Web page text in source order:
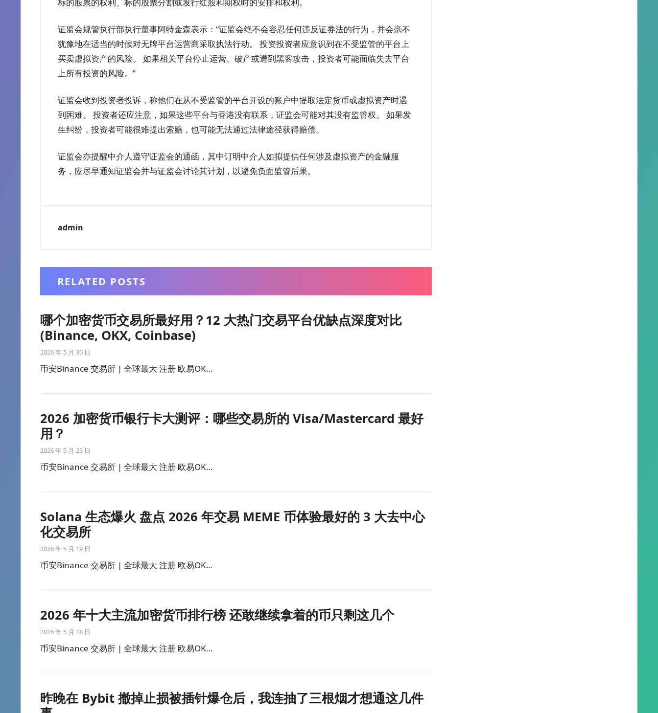
证监会规管执行部执行董事阿特金森表示：“证监会绝不会容忍任何违反证券法的行为，并会毫不
犹豫地在适当的时候对无牌平台运营商采取执法行动。 投资投资者应意识到在不受监管的平台上
买卖虚拟资产的风险。 如果相关平台停止运营、破产或遭到黑客攻击，投资者可能面临失去平台
上所有投资的风险。”
证监会收到投资者投诉，称他们在从不受监管的平台开设的账户中提取法定货币或虚拟资产时遇
到困难。 投资者还应注意，如果这些平台与香港没有联系，证监会可能对其没有监管权。 如果发
生纠纷，投资者可能很难提出索赔，也可能无法通过法律途径获得赔偿。
证监会亦提醒中介人遵守证监会的通函，其中订明中介人如拟提供任何涉及虚拟资产的金融服
务，应尽早通知证监会并与证监会讨论其计划，以避免负面监管后果。
admin
RELATED POSTS
哪个加密货币交易所最好用？12 大热门交易平台优缺点深度对比
(Binance, OKX, Coinbase)
2026 年 5 月 30 日
币安Binance 交易所 | 全球最大 注册 欧易OK…
2026 加密货币银行卡大测评：哪些交易所的 Visa/Mastercard 最好
用？
2026 年 5 月 23 日
币安Binance 交易所 | 全球最大 注册 欧易OK…
Solana 生态爆火 盘点 2026 年交易 MEME 币体验最好的 3 大去中心
化交易所
2026 年 5 月 19 日
币安Binance 交易所 | 全球最大 注册 欧易OK…
2026 年十大主流加密货币排行榜 还敢继续拿着的币只剩这几个
2026 年 5 月 18 日
币安Binance 交易所 | 全球最大 注册 欧易OK…
昨晚在 Bybit 撤掉止损被插针爆仓后，我连抽了三根烟才想通这几件